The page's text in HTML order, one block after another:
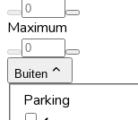
Maximum
Buiten
Parking